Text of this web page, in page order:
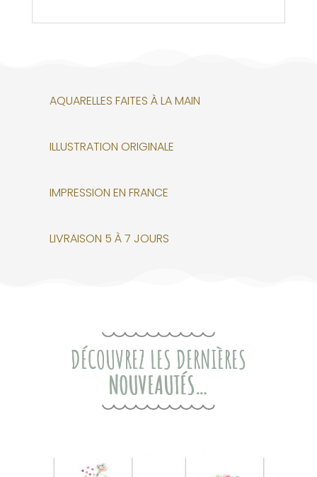
AQUARELLES FAITES À LA MAIN
ILLUSTRATION ORIGINALE
IMPRESSION EN FRANCE
LIVRAISON 5 À 7 JOURS
DÉCOUVREZ LES DERNIÈRES
NOUVEAUTÉS…